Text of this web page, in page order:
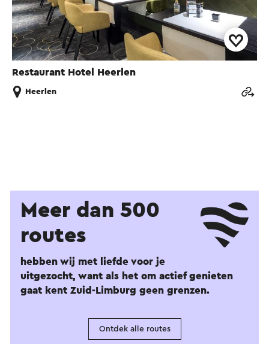
Restaurant Hotel Heerlen
Heerlen
Meer dan 500
routes
hebben wij met liefde voor je
uitgezocht, want als het om actief genieten
gaat kent Zuid-Limburg geen grenzen.
Ontdek alle routes